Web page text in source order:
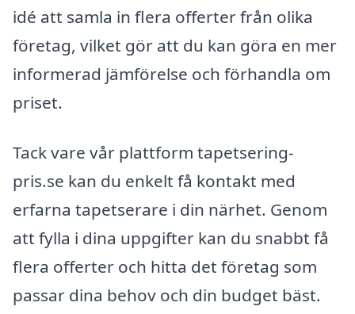
idé att samla in flera offerter från olika
företag, vilket gör att du kan göra en mer
informerad jämförelse och förhandla om
priset.
Tack vare vår plattform tapetsering-
pris.se kan du enkelt få kontakt med
erfarna tapetserare i din närhet. Genom
att fylla i dina uppgifter kan du snabbt få
flera offerter och hitta det företag som
passar dina behov och din budget bäst.